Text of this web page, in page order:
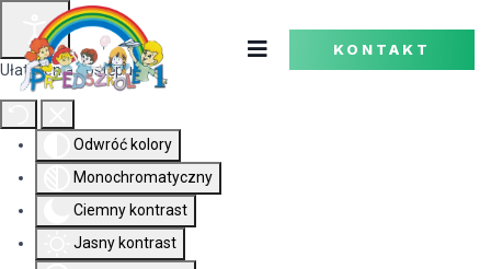
Ułatwienia dostępu
Odwróć kolory
Monochromatyczny
Ciemny kontrast
Jasny kontrast
KONTAKT